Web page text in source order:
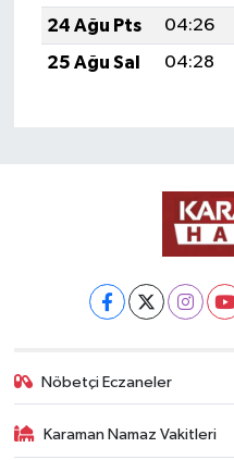
24 Ağu Pts
04:26
25 Ağu Sal
04:28
Nöbetçi Eczaneler
Karaman Namaz Vakitleri